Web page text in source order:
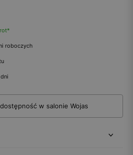
roboczych
w salonie Wojas